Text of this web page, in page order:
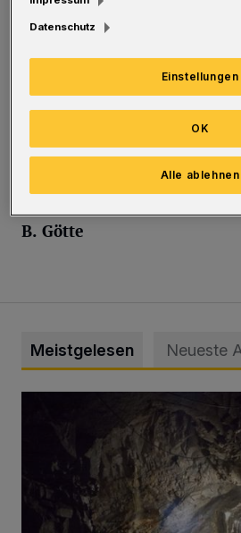
Angehörigen trotz des Virus
dürfen – das ist nicht
Paul-Hanisch-Hauses, die
schwierigen Lage die
außer Acht lassen.
B. Götte
Meistgelesen Neueste
Datenschutz
Einstellungen
Alle ablehnen
OK